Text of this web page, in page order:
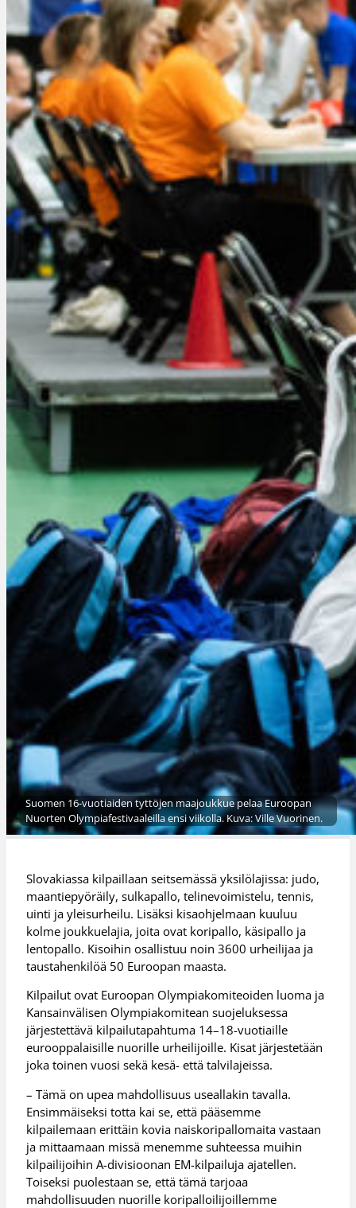
Suomen 16-vuotiaiden tyttöjen maajoukkue pelaa Euroopan
Nuorten Olympiafestivaaleilla ensi viikolla. Kuva: Ville Vuorinen.
Slovakiassa kilpaillaan seitsemässä yksilölajissa: judo,
maantiepyöräily, sulkapallo, telinevoimistelu, tennis,
uinti ja yleisurheilu. Lisäksi kisaohjelmaan kuuluu
kolme joukkuelajia, joita ovat koripallo, käsipallo ja
lentopallo. Kisoihin osallistuu noin 3600 urheilijaa ja
taustahenkilöä 50 Euroopan maasta.
Kilpailut ovat Euroopan Olympiakomiteoiden luoma ja
Kansainvälisen Olympiakomitean suojeluksessa
järjestettävä kilpailutapahtuma 14–18-vuotiaille
eurooppalaisille nuorille urheilijoille. Kisat järjestetään
joka toinen vuosi sekä kesä- että talvilajeissa.
– Tämä on upea mahdollisuus useallakin tavalla.
Ensimmäiseksi totta kai se, että pääsemme
kilpailemaan erittäin kovia naiskoripallomaita vastaan
ja mittaamaan missä menemme suhteessa muihin
kilpailijoihin A-divisioonan EM-kilpailuja ajatellen.
Toiseksi puolestaan se, että tämä tarjoaa
mahdollisuuden nuorille koripalloilijoillemme